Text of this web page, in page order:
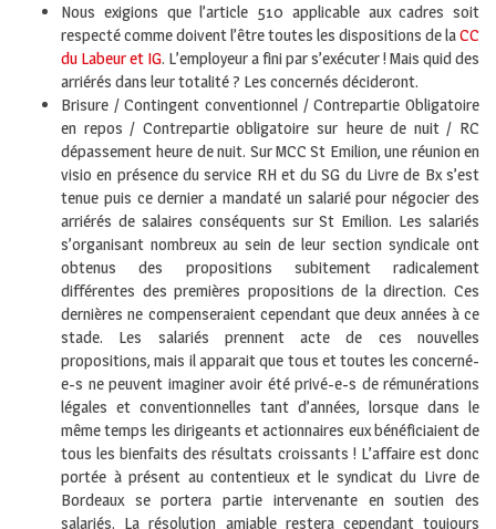
Nous exigions que l’article 510 applicable aux cadres soit
respecté comme doivent l’être toutes les dispositions de laCC
du Labeur et IG. L’employeur a fini par s’exécuter ! Mais quid des
arriérés dans leur totalité ? Les concernés décideront.
Brisure / Contingent conventionnel / Contrepartie Obligatoire
en repos / Contrepartie obligatoire sur heure de nuit / RC
dépassement heure de nuit. Sur MCC St Emilion, une réunion en
visio en présence du service RH et du SG du Livre de Bx s’est
tenue puis ce dernier a mandaté un salarié pour négocier des
arriérés de salaires conséquents sur St Emilion. Les salariés
s’organisant nombreux au sein de leur section syndicale ont
obtenus des propositions subitement radicalement
différentes des premières propositions de la direction. Ces
dernières ne compenseraient cependant que deux années à ce
stade. Les salariés prennent acte de ces nouvelles
propositions, mais il apparait que tous et toutes les concerné-
e-s ne peuvent imaginer avoir été privé-e-s de rémunérations
légales et conventionnelles tant d’années, lorsque dans le
même temps les dirigeants et actionnaires eux bénéficiaient de
tous les bienfaits des résultats croissants ! L’affaire est donc
portée à présent au contentieux et le syndicat du Livre de
Bordeaux se portera partie intervenante en soutien des
salariés. La résolution amiable restera cependant toujours